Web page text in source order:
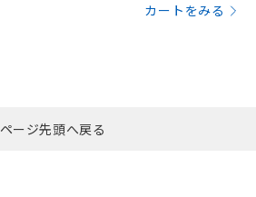
カートをみる
ページ先頭へ戻る